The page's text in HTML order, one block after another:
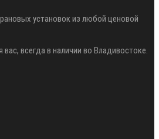
установок из любой ценовой
всегда в наличии во Владивостоке.